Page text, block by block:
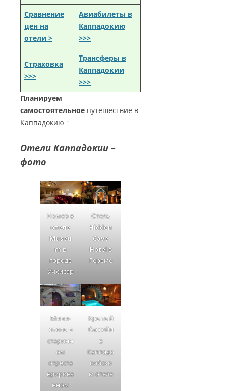
Сравнение
цен на
отели >
Авиабилеты в
Каппадокию
>>>
Страховка
>>>
Трансферы в
Каппадокии
>>>
Планируем
самостоятельное путешествие в
Каппадокию ↑
Отели Каппадокии –
фото
Номер в
отеле
Museu
mв
городе
Учхисар
Отель
Hidden
Cave
Hotel в
Гереме
Мини-
отель в
старинн
ом
отреста
врирова
нном
Крытый
бассейн
в
Каппадо
кийско
м отеле